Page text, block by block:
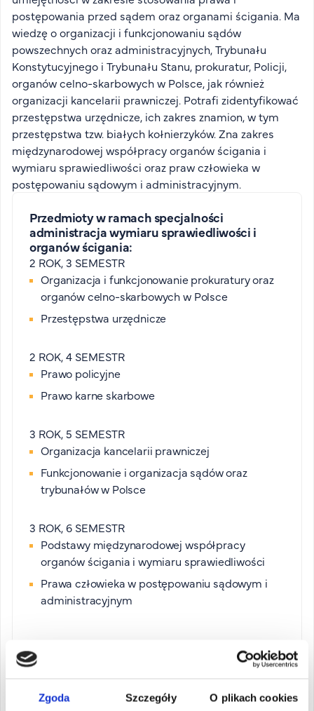
Zgoda Szczegóły O plikach cookies
postępowania przed sądem oraz organami ścigania. Ma
wiedzę o organizacji i funkcjonowaniu sądów
powszechnych oraz administracyjnych, Trybunału
Konstytucyjnego i Trybunału Stanu, prokuratur, Policji,
organów celno-skarbowych w Polsce, jak również
organizacji kancelarii prawniczej. Potrafi zidentyfikować
przestępstwa urzędnicze, ich zakres znamion, w tym
przestępstwa tzw. białych kołnierzyków. Zna zakres
międzynarodowej współpracy organów ścigania i
wymiaru sprawiedliwości oraz praw człowieka w
postępowaniu sądowym i administracyjnym.
Przedmioty w ramach specjalności
administracja wymiaru sprawiedliwości i
organów ścigania:
2 ROK, 3 SEMESTR
Organizacja i funkcjonowanie prokuratury oraz
organów celno-skarbowych w Polsce
Przestępstwa urzędnicze
2 ROK, 4 SEMESTR
Prawo policyjne
Prawo karne skarbowe
3 ROK, 5 SEMESTR
Organizacja kancelarii prawniczej
Funkcjonowanie i organizacja sądów oraz
trybunałów w Polsce
3 ROK, 6 SEMESTR
Podstawy międzynarodowej współpracy
organów ścigania i wymiaru sprawiedliwości
Prawa człowieka w postępowaniu sądowym i
administracyjnym